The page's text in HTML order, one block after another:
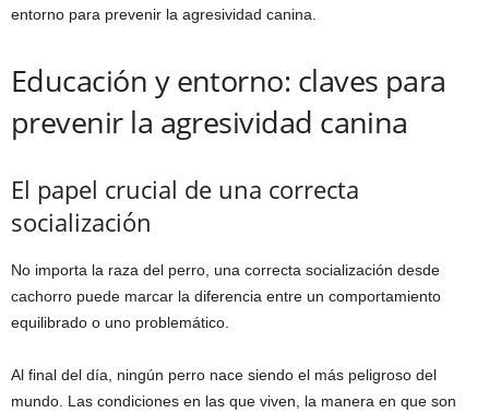
entorno para prevenir la agresividad canina.
Educación y entorno: claves para
prevenir la agresividad canina
El papel crucial de una correcta
socialización
No importa la raza del perro, una correcta socialización desde
cachorro puede marcar la diferencia entre un comportamiento
equilibrado o uno problemático.
Al final del día, ningún perro nace siendo el más peligroso del
mundo. Las condiciones en las que viven, la manera en que son